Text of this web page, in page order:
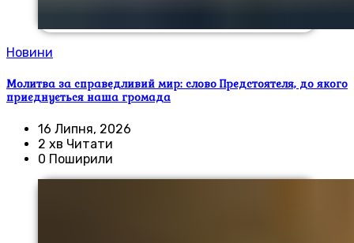
Новини
Молитва за справедливий мир: слово Предстоятеля, до якого
приєднується наша громада
16 Липня, 2026
2 хв Читати
0 Поширили